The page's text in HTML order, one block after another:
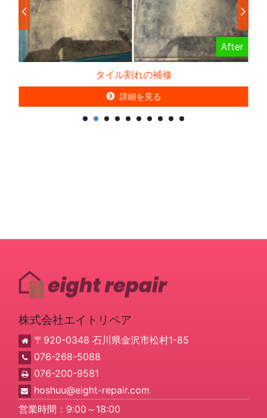
After
タイル割れの補修
詳細を見る
詳細を見る
株式会社エイトリペア
〒920-0348 石川県金沢市松村1-85
076-268-5088
076-200-9581
hoshuu@eight-repair.com
営業時間：9:00～18:00